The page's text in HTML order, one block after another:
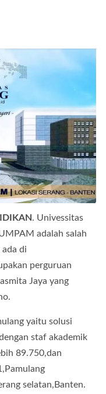
. Univessitas
adalah salah
di
perguruan
Jaya yang
yaitu solusi
staf akademik
89.750,dan
selatan,Banten.